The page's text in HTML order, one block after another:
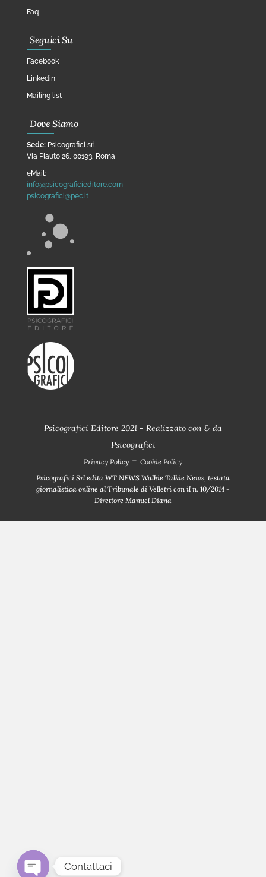
Faq
Seguici Su
Facebook
Linkedin
Mailing list
Dove Siamo
Sede: Psicografici srl
Via Plauto 26, 00193, Roma
eMail:
info@psicograficieditore.com
psicografici@pec.it
Psicografici Editore 2021 - Realizzato con & da
Psicografici
Privacy Policy - Cookie Policy
Psicografici Srl edita WT NEWS Walkie Talkie News, testata
giornalistica online al Tribunale di Velletri con il n. 10/2014 -
Direttore Manuel Diana
Contattaci